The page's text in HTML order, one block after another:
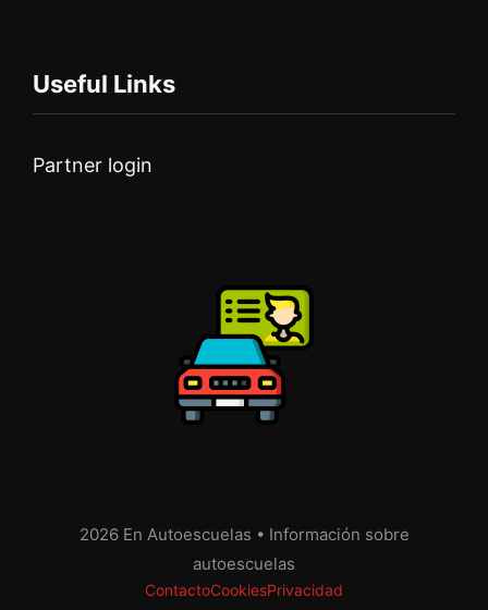
Useful Links
Partner login
2026 En Autoescuelas • Información sobre
autoescuelas
ContactoCookiesPrivacidad